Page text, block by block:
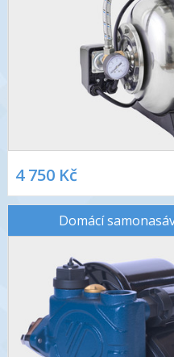
4 750 Kč
Domácí